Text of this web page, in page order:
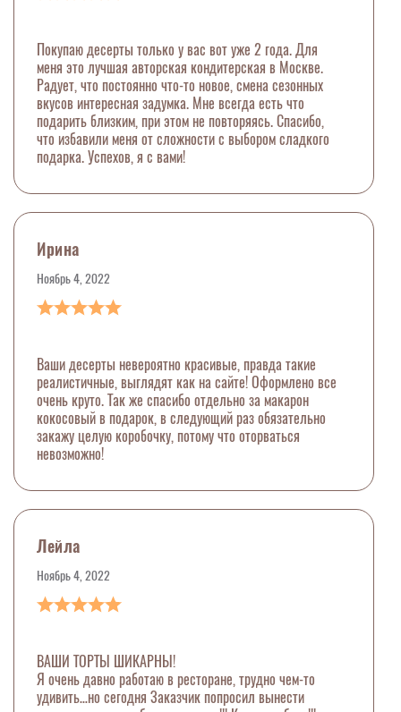
Покупаю десерты только у вас вот уже 2 года. Для
меня это лучшая авторская кондитерская в Москве.
Радует, что постоянно что-то новое, смена сезонных
вкусов интересная задумка. Мне всегда есть что
подарить близким, при этом не повторяясь. Спасибо,
что избавили меня от сложности с выбором сладкого
подарка. Успехов, я с вами!
Ирина
Ноябрь 4, 2022
Ваши десерты невероятно красивые, правда такие
реалистичные, выглядят как на сайте! Оформлено все
очень круто. Так же спасибо отдельно за макарон
кокосовый в подарок, в следующий раз обязательно
закажу целую коробочку, потому что оторваться
невозможно!
Лейла
Ноябрь 4, 2022
ВАШИ ТОРТЫ ШИКАРНЫ!
Я очень давно работаю в ресторане, трудно чем-то
удивить…но сегодня Заказчик попросил вынести